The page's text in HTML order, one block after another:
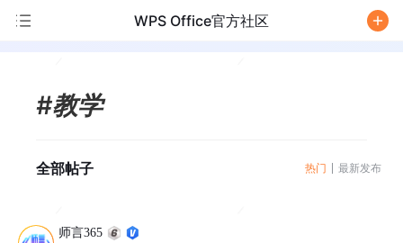
WPS Office官方社区
#教学
全部帖子 热门 最新发布
师言365